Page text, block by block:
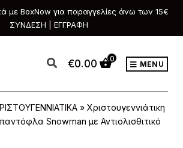
με BoxNow για παραγγελίες άνω των 15€
ΣΥΝΔΕΣΗ | ΕΓΓΡΑΦΗ
€0.00 0
MENU
» Χριστουγεννιάτικη
Snowman με Αντιολισθιτικό